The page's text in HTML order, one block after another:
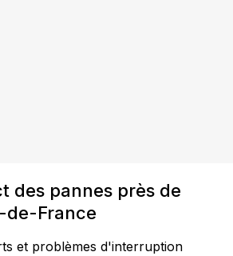
des pannes près de
de-France
et problèmes d'interruption